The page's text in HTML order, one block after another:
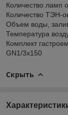
Количество ламп
Количество ТЭН-
Объем воды,
Температура
Комплект
GN1/3x150
Скрыть